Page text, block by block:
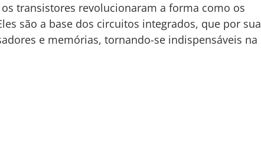
transistores revolucionaram a forma como os
são a base dos circuitos integrados, que por sua
e memórias, tornando-se indispensáveis na